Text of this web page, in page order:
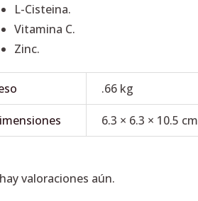
L-Cisteina.
Vitamina C.
Zinc.
.66 kg
6.3 × 6.3 × 10.5 cm
valoraciones aún.